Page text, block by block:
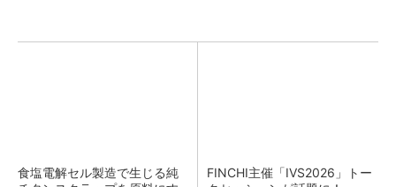
食塩電解セル製造で生じる純
FINCHI主催「IVS2026」トー